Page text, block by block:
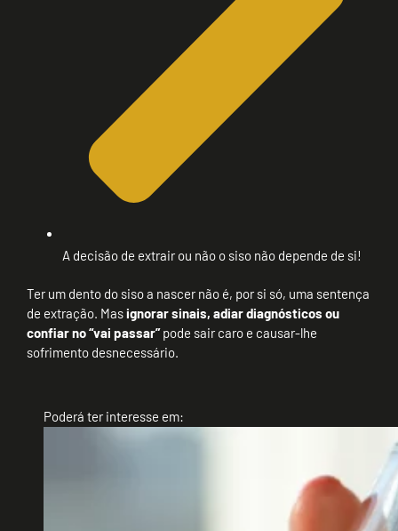
A decisão de extrair ou não o siso não depende de si!
Ter um dento do siso a nascer não é, por si só, uma sentença
de extração. Masignorar sinais, adiar diagnósticos ou
confiar no “vai passar”pode sair caro e causar-lhe
sofrimento desnecessário.
Poderá ter interesse em: